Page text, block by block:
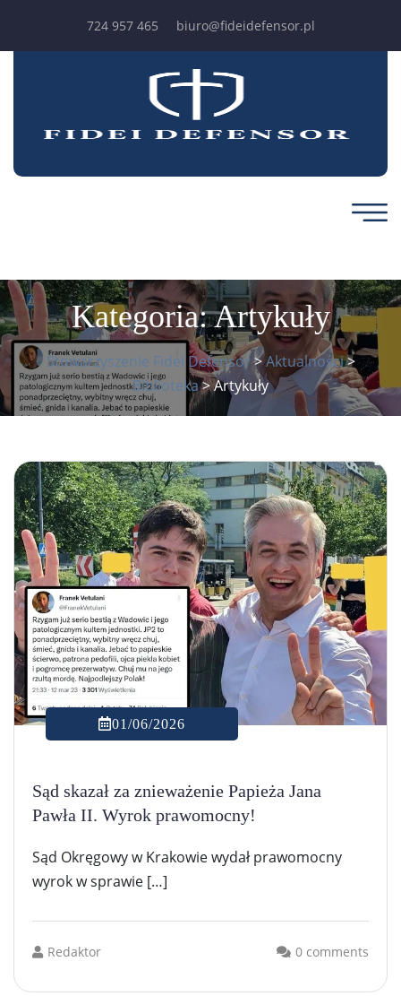
724 957 465 biuro@fideidefensor.pl
Kategoria:Artykuły
Stowarzyszenie Fidei Defensor>Aktualności>
Biblioteka>Artykuły
01/06/2026
Sąd skazał za znieważenie Papieża Jana
Pawła II. Wyrok prawomocny!
Sąd Okręgowy w Krakowie wydał prawomocny
wyrok w sprawie […]
Redaktor 0 comments